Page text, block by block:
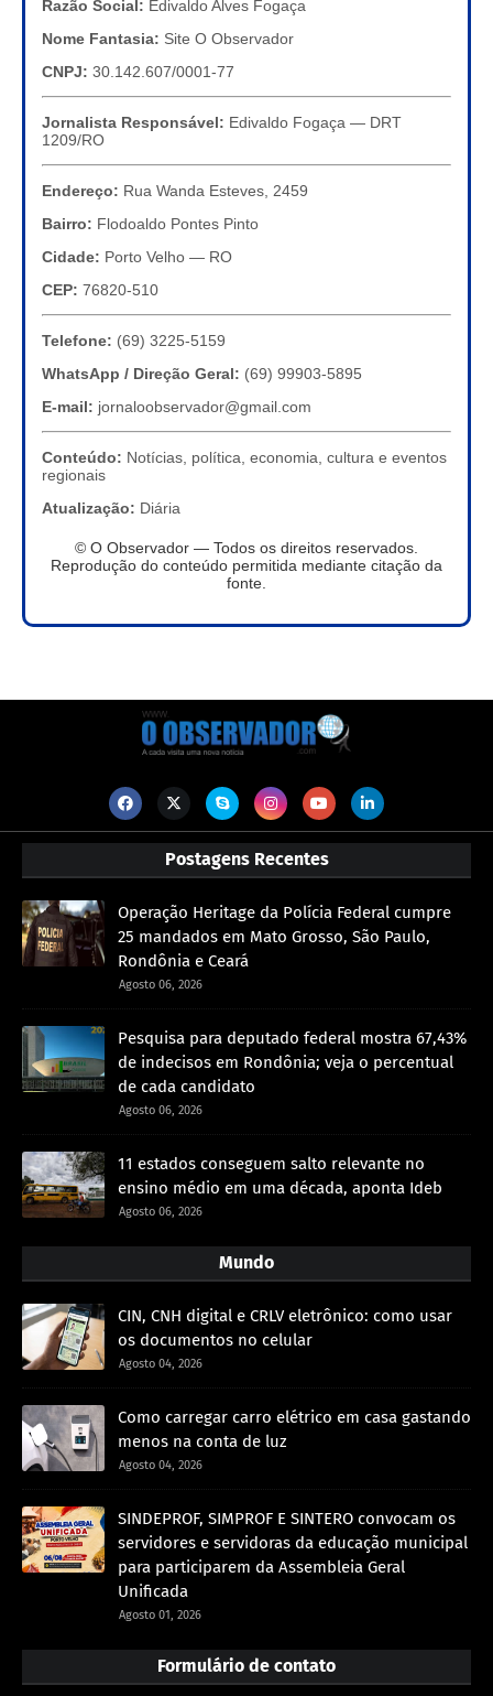
Razão Social: Edivaldo Alves Fogaça
Nome Fantasia: Site O Observador
CNPJ: 30.142.607/0001-77
Jornalista Responsável: Edivaldo Fogaça — DRT
1209/RO
Endereço: Rua Wanda Esteves, 2459
Bairro: Flodoaldo Pontes Pinto
Cidade: Porto Velho — RO
CEP: 76820-510
Telefone: (69) 3225-5159
WhatsApp / Direção Geral: (69) 99903-5895
E-mail: jornaloobservador@gmail.com
Conteúdo: Notícias, política, economia, cultura e eventos
regionais
Atualização: Diária
© O Observador — Todos os direitos reservados.
Reprodução do conteúdo permitida mediante citação da
fonte.
Postagens Recentes
Operação Heritage da Polícia Federal cumpre
25 mandados em Mato Grosso, São Paulo,
Rondônia e Ceará
Agosto 06, 2026
Pesquisa para deputado federal mostra 67,43%
de indecisos em Rondônia; veja o percentual
de cada candidato
Agosto 06, 2026
11 estados conseguem salto relevante no
ensino médio em uma década, aponta Ideb
Agosto 06, 2026
Mundo
CIN, CNH digital e CRLV eletrônico: como usar
os documentos no celular
Agosto 04, 2026
Como carregar carro elétrico em casa gastando
menos na conta de luz
Agosto 04, 2026
SINDEPROF, SIMPROF E SINTERO convocam os
servidores e servidoras da educação municipal
para participarem da Assembleia Geral
Unificada
Agosto 01, 2026
Formulário de contato